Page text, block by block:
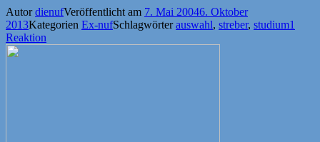
AutordienufVeröffentlicht am 7. Mai 20046. Oktober
2013Kategorien Ex-nufSchlagwörterauswahl, streber, studium1
Reaktion